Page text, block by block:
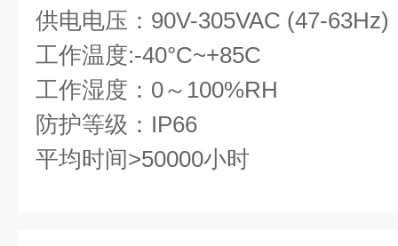
供电电压：90V-305VAC (47-63Hz)
工作温度:-40°C~+85C
工作湿度：0～100%RH
防护等级：IP66
平均时间>50000小时